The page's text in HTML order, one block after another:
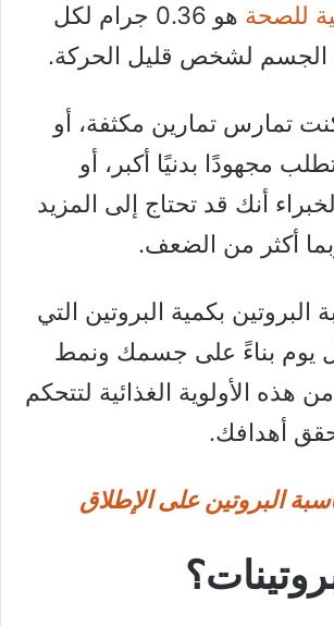
للصحة
هو 0.36 جرام لكل
لشخص قليل الحركة.
تمارس تمارين مكثفة، أو
مجهودًا بدنيًا أكبر، أو
أنك قد تحتاج إلى المزيد
أكثر من الضعف.
بكمية البروتين التي
يوم بناءً على جسمك ونمط
هذه الأولوية الغذائية لتتحكم
أهدافك.
البروتين على الإطلاق